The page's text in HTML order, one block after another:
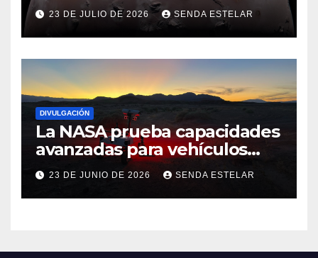
23 DE JULIO DE 2026 SENDA ESTELAR
DIVULGACIÓN
La NASA prueba capacidades
avanzadas para vehículos
exploradores lunares y
marcianos.
23 DE JUNIO DE 2026 SENDA ESTELAR